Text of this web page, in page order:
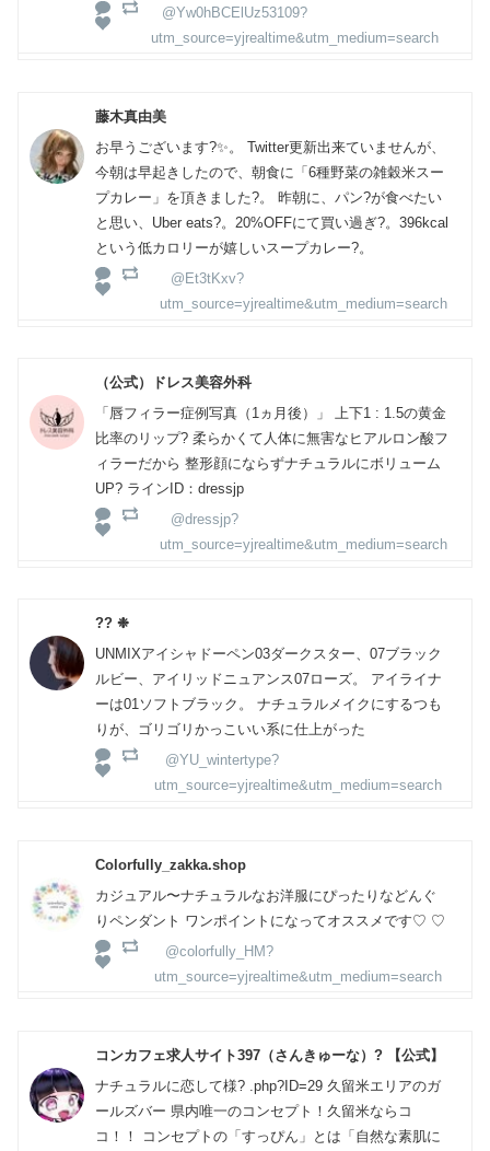
@Yw0hBCElUz53109?
utm_source=yjrealtime&utm_medium=search
藤木真由美
お早うございます?✨。 Twitter更新出来ていませんが、
今朝は早起きしたので、朝食に「6種野菜の雑穀米スー
プカレー」を頂きました?。 昨朝に、パン?が食べたい
と思い、Uber eats?。20%OFFにて買い過ぎ?。396kcal
という低カロリーが嬉しいスープカレー?。
@Et3tKxv?
utm_source=yjrealtime&utm_medium=search
（公式）ドレス美容外科
「唇フィラー症例写真（1ヵ月後）」 上下1 : 1.5の黄金
比率のリップ? 柔らかくて人体に無害なヒアルロン酸フ
ィラーだから 整形顔にならずナチュラルにボリューム
UP? ラインID：dressjp
@dressjp?
utm_source=yjrealtime&utm_medium=search
?? ❉
UNMIXアイシャドーペン03ダークスター、07ブラック
ルビー、アイリッドニュアンス07ローズ。 アイライナ
ーは01ソフトブラック。 ナチュラルメイクにするつも
りが、ゴリゴリかっこいい系に仕上がった
@YU_wintertype?
utm_source=yjrealtime&utm_medium=search
Colorfully_zakka.shop
カジュアル〜ナチュラルなお洋服にぴったりなどんぐ
りペンダント ワンポイントになってオススメです♡ ♡
@colorfully_HM?
utm_source=yjrealtime&utm_medium=search
コンカフェ求人サイト397（さんきゅーな）? 【公式】
ナチュラルに恋して様? .php?ID=29 久留米エリアのガ
ールズバー 県内唯一のコンセプト！久留米ならコ
コ！！ コンセプトの「すっぴん」とは「自然な素肌に